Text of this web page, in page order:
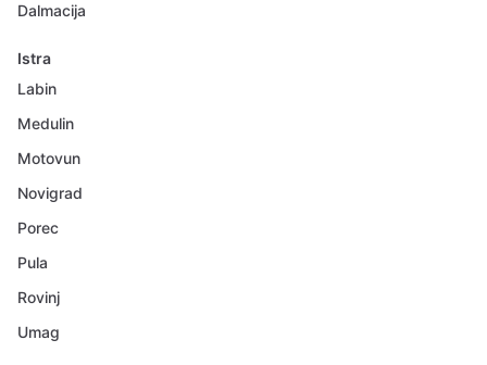
Dalmacija
Istra
Labin
Medulin
Motovun
Novigrad
Porec
Pula
Rovinj
Umag